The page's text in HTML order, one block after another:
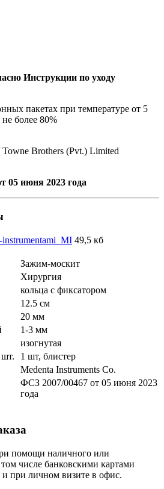
Инструкции по уходу
пакетах при температуре от 5
более 80%
Brothers (Pvt.) Limited
05 июня 2023 года
49,5 кб
Зажим-москит
Хирургия
кольца с фиксатором
12.5 см
20 мм
1-3 мм
изогнутая
шт.
1 шт, блистер
Medenta Instruments Co.
ФСЗ 2007/00467 от 05 июня 2023
года
помощи наличного или
числе банковскими картами
при личном визите в офис.